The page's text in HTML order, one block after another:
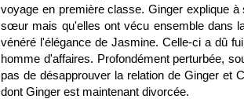
voyage en première classe. Ginger explique
sœur mais qu'elles ont vécu ensemble dans
vénéré l'élégance de Jasmine. Celle-ci a dû
homme d'affaires. Profondément perturbée,
pas de désapprouver la relation de Ginger et
dont Ginger est maintenant divorcée.